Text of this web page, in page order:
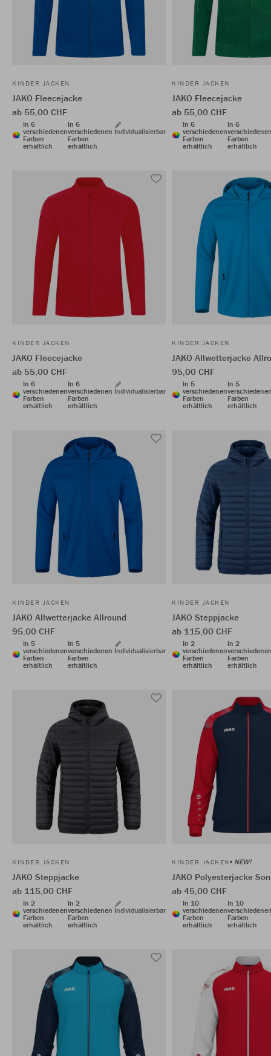
KINDER JACKEN
JAKO Fleecejacke
ab 55,00 CHF
In 6
verschiedenen
Farben
erhältlich
In 6
verschiedenen
Farben
erhältlich
Individualisierbar
KINDER JACKEN
JAKO Fleecejacke
ab 55,00 CHF
In 6
verschiedenen
Farben
erhältlich
In 6
Farben
erhältlich
KINDER JACKEN
JAKO Fleecejacke
ab 55,00 CHF
In 6
verschiedenen
Farben
erhältlich
In 6
verschiedenen
Farben
erhältlich
Individualisierbar
KINDER JACKEN
JAKO Allwetterjacke
95,00 CHF
In 5
verschiedenen
Farben
erhältlich
In 5
Farben
erhältlich
KINDER JACKEN
JAKO Allwetterjacke Allround
95,00 CHF
In 5
verschiedenen
Farben
erhältlich
In 5
verschiedenen
Farben
erhältlich
Individualisierbar
KINDER JACKEN
JAKO Steppjacke
ab 115,00 CHF
In 2
verschiedenen
Farben
erhältlich
In 2
Farben
erhältlich
KINDER JACKEN
JAKO Steppjacke
ab 115,00 CHF
In 2
verschiedenen
Farben
erhältlich
In 2
verschiedenen
Farben
erhältlich
Individualisierbar
KINDER JACKEN NEW!
JAKO Polyesterjacke
ab 45,00 CHF
In 10
verschiedenen
Farben
erhältlich
In 10
Farben
erhältlich